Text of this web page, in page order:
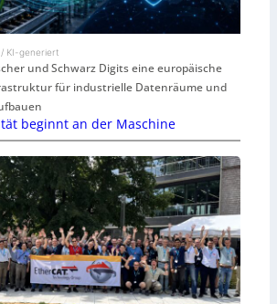
/ KI-generiert
und Schwarz Digits eine europäische
für industrielle Datenräume und
beginnt an der Maschine